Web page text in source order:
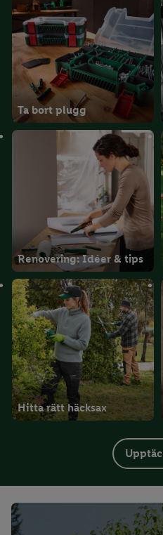
Ta bort plugg
Renovering: Idéer & tips
Hitta rätt häcksax